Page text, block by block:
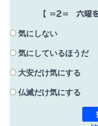
【 =2= 六曜を
気にしない
気にしているほうだ
大安だけ気にする
仏滅だけ気にする